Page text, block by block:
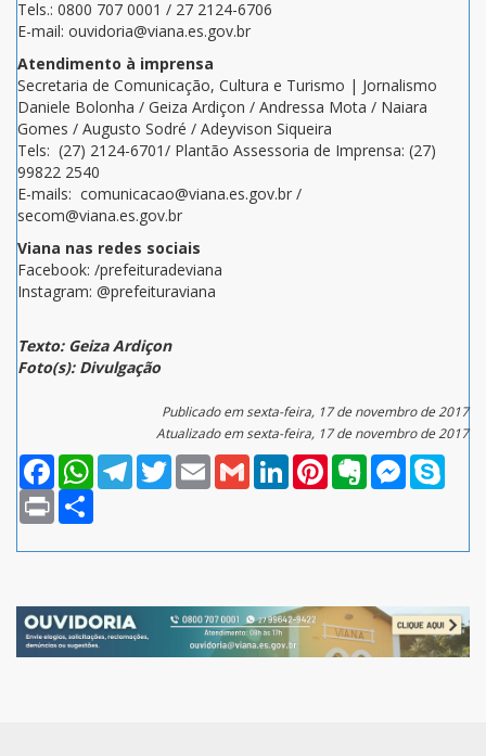
Tels.: 0800 707 0001 / 27 2124-6706
E-mail: ouvidoria@viana.es.gov.br
Atendimento à imprensa
Secretaria de Comunicação, Cultura e Turismo | Jornalismo
Daniele Bolonha / Geiza Ardiçon / Andressa Mota / Naiara
Gomes / Augusto Sodré / Adeyvison Siqueira
Tels: (27) 2124-6701/ Plantão Assessoria de Imprensa: (27)
99822 2540
E-mails: comunicacao@viana.es.gov.br /
secom@viana.es.gov.br
Viana nas redes sociais
Facebook: /prefeituradeviana
Instagram: @prefeituraviana
Texto: Geiza Ardiçon
Foto(s): Divulgação
Publicado em sexta-feira, 17 de novembro de 2017
Atualizado em sexta-feira, 17 de novembro de 2017
FacebookWhatsAppTelegramTwitterEmail Gmail LinkedInPinterestEvernoteMessenger
Print